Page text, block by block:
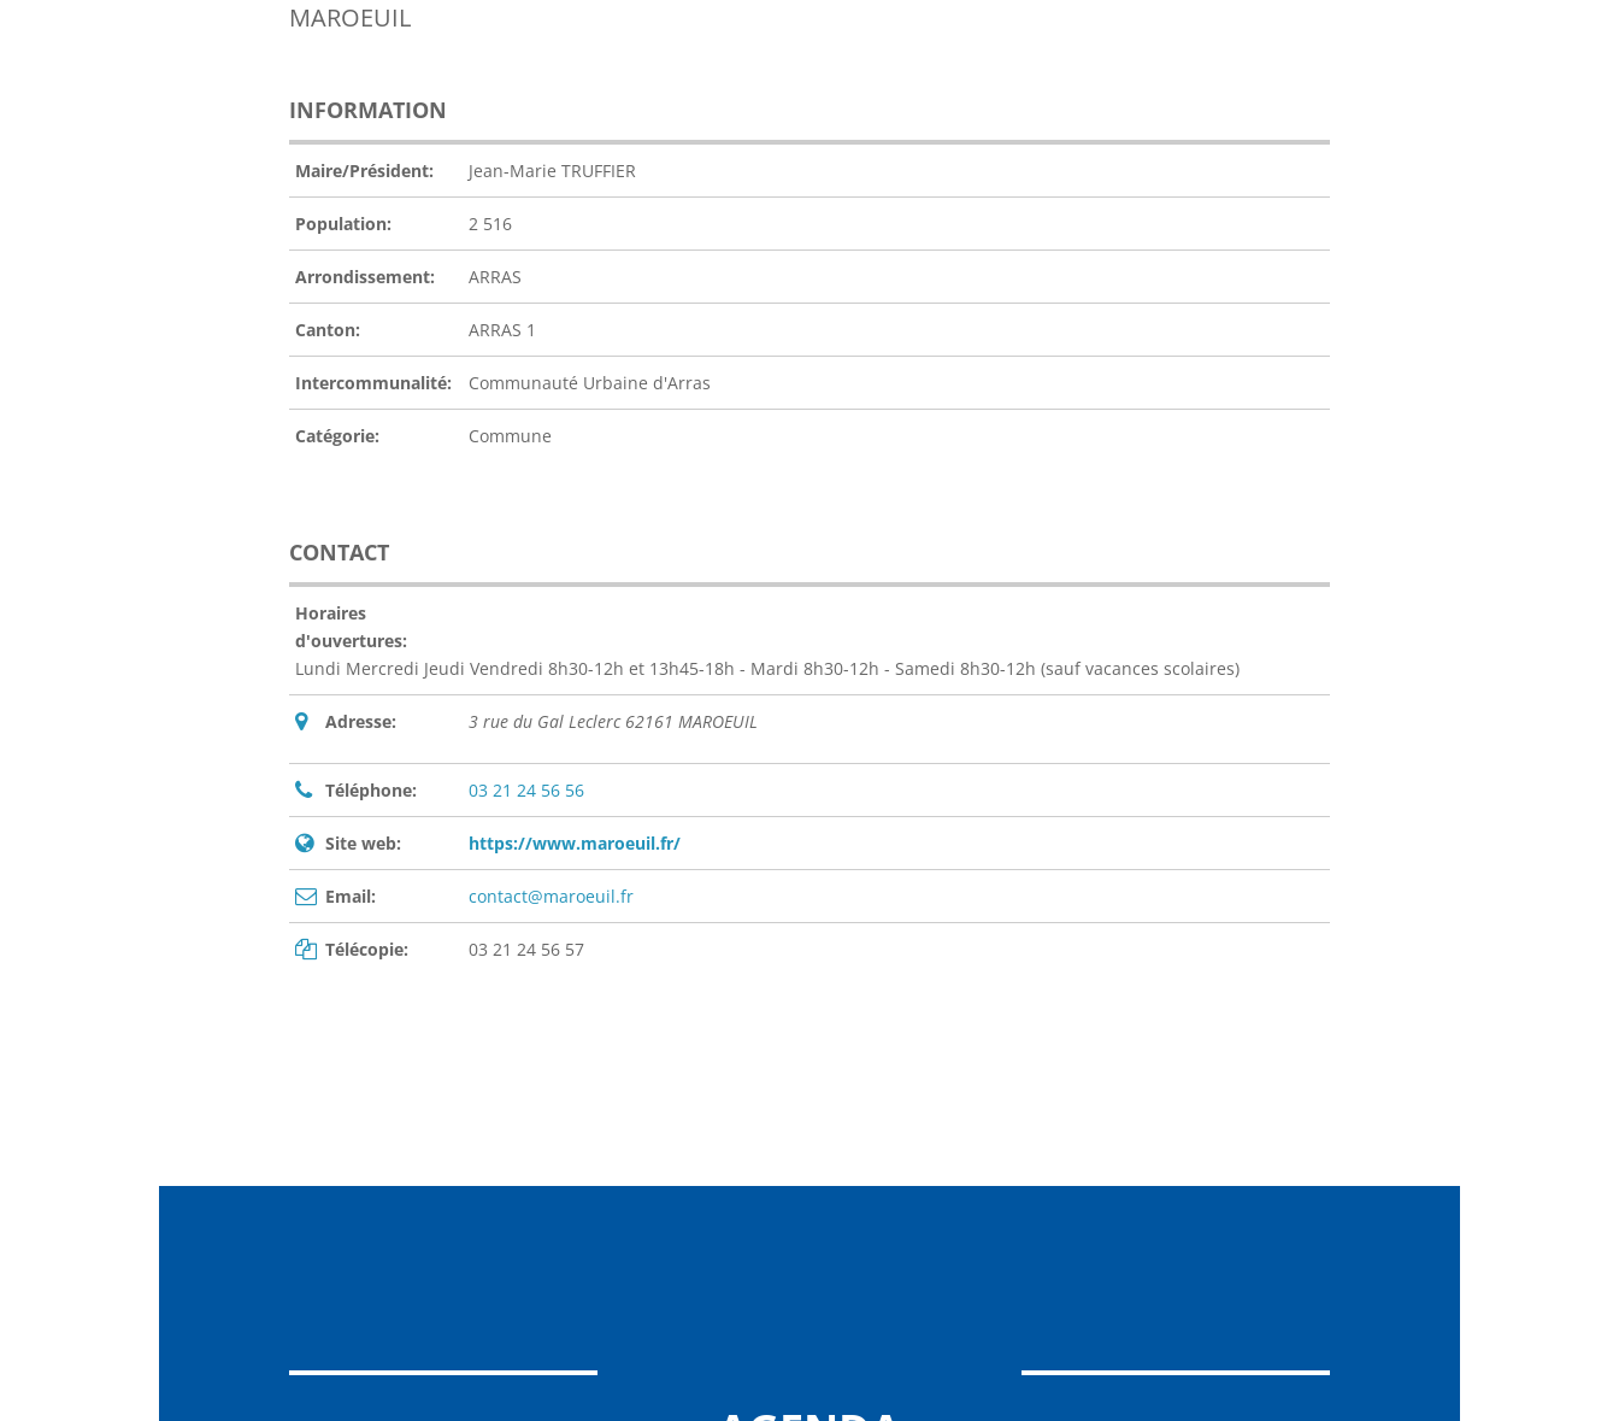
MAROEUIL
INFORMATION
Maire/Président: Jean-Marie TRUFFIER
Population: 2 516
Arrondissement: ARRAS
Canton: ARRAS 1
Intercommunalité: Communauté Urbaine d'Arras
Catégorie: Commune
CONTACT
Horaires
d'ouvertures:
Lundi Mercredi Jeudi Vendredi 8h30-12h et 13h45-18h - Mardi 8h30-12h - Samedi 8h30-12h (sauf vacances scolaires)
Adresse: 3 rue du Gal Leclerc 62161 MAROEUIL
Téléphone: 03 21 24 56 56
Site web: https://www.maroeuil.fr/
Email: contact@maroeuil.fr
Télécopie: 03 21 24 56 57